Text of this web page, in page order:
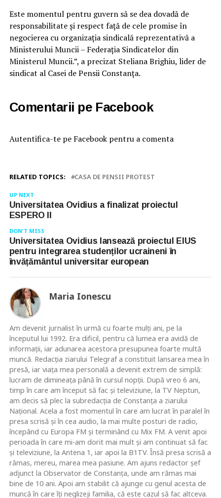
Este momentul pentru guvern să se dea dovadă de
responsabilitate și respect față de cele promise în
negocierea cu organizația sindicală reprezentativă a
Ministerului Muncii – Federația Sindicatelor din
Ministerul Muncii.”, a precizat Steliana Brighiu, lider de
sindicat al Casei de Pensii Constanța.
Comentarii pe Facebook
Autentifica-te pe Facebook pentru a comenta
RELATED TOPICS: CASA DE PENSII PROTEST
UP NEXT
Universitatea Ovidius a finalizat proiectul
ESPERO II
DON'T MISS
Universitatea Ovidius lansează proiectul EIUS
pentru integrarea studenților ucraineni în
învățământul universitar european
Maria Ionescu
Am devenit jurnalist în urmă cu foarte mulţi ani, pe la
începutul lui 1992. Era dificil, pentru că lumea era avidă de
informaţii, iar adunarea acestora presupunea foarte multă
muncă. Redacţia ziarului Telegraf a constituit lansarea mea în
presă, iar viaţa mea personală a devenit extrem de simplă:
lucram de dimineaţa până în cursul nopţii. După vreo 6 ani,
timp în care am început să fac şi televiziune, la TV Neptun,
am decis să plec la subredacţia de Constanţa a ziarului
Naţional. Acela a fost momentul în care am lucrat în paralel în
presa scrisă şi în cea audio, la mai multe posturi de radio,
începând cu Europa FM şi terminând cu Mix FM. A venit apoi
perioada în care mi-am dorit mai mult şi am continuat să fac
şi televiziune, la Antena 1, iar apoi la B1TV. Însă presa scrisă a
rămas, mereu, marea mea pasiune. Am ajuns redactor şef
adjunct la Observator de Constanţa, unde am rămas mai
bine de 10 ani. Apoi am stabilit că ajunge cu genul acesta de
muncă în care îţi neglizeji familia, că este cazul să fac altceva.